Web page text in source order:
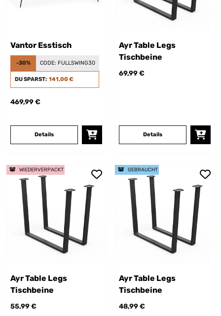
Vantor Esstisch
-30% CODE: FULLSWING30
DU SPARST: 141,00 €
469,99 €
Details
Ayr Table Legs
Tischbeine
69,99 €
Details
Ayr Table Legs
Tischbeine
55,99 €
WIEDERVERPACKT
Ayr Table Legs
Tischbeine
48,99 €
GEBRAUCHT